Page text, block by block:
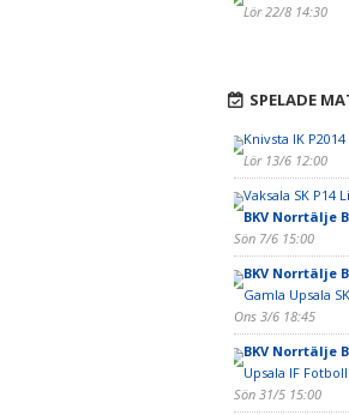
Lör 22/8 14:30
SPELADE
Knivsta IK P2014
Lör 13/6 12:00
Vaksala SK P14
BKV Norrtälje
Sön 7/6 15:00
BKV Norrtälje
Gamla Upsala
Ons 3/6 18:45
BKV Norrtälje
Upsala IF
Sön 31/5 15:00